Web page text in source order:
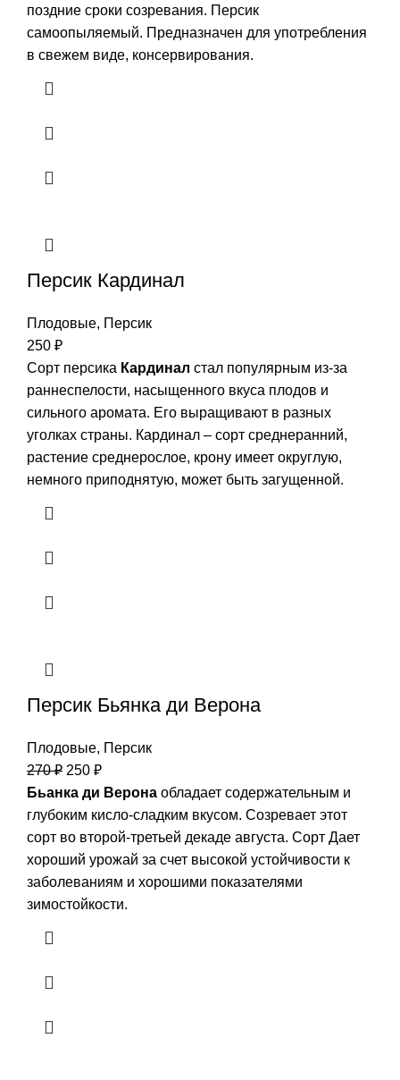
поздние сроки созревания. Персик
самоопыляемый. Предназначен для употребления
в свежем виде, консервирования.
Персик Кардинал
Плодовые, Персик
250 ₽
Сорт персика Кардинал стал популярным из-за
раннеспелости, насыщенного вкуса плодов и
сильного аромата. Его выращивают в разных
уголках страны. Кардинал – сорт среднеранний,
растение среднерослое, крону имеет округлую,
немного приподнятую, может быть загущенной.
Персик Бьянка ди Верона
Плодовые, Персик
270₽ 250 ₽
Бьанка ди Верона обладает содержательным и
глубоким кисло-сладким вкусом. Созревает этот
сорт во второй-третьей декаде августа. Сорт Дает
хороший урожай за счет высокой устойчивости к
заболеваниям и хорошими показателями
зимостойкости.